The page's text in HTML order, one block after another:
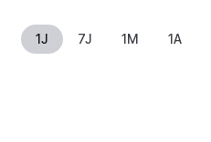
1J 7J 1M 1A